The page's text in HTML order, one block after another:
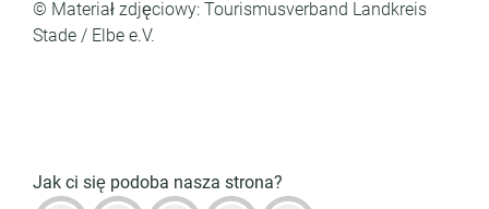
© Materiał zdjęciowy: Tourismusverband Landkreis
Stade / Elbe e.V.
Jak ci się podoba nasza strona?